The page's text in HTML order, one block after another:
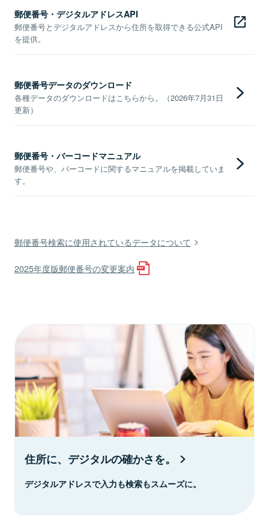
郵便番号・デジタルアドレスAPI
郵便番号とデジタルアドレスから住所を取得できる公式API
を提供。
郵便番号データのダウンロード
各種データのダウンロードはこちらから。（2026年7月31日
更新）
郵便番号・バーコードマニュアル
郵便番号や、バーコードに関するマニュアルを掲載していま
す。
郵便番号検索に使用されているデータについて
2025年度版郵便番号の変更案内
住所に、デジタルの確かさを。
デジタルアドレスで入力も検索もスムーズに。